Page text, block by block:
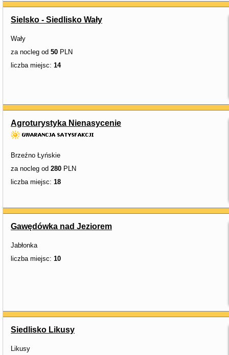
Sielsko - Siedlisko Wały
Wały
za nocleg od 50 PLN
liczba miejsc: 14
Agroturystyka Nienasycenie
Brzeźno Łyńskie
za nocleg od 280 PLN
liczba miejsc: 18
Gawędówka nad Jeziorem
Jabłonka
liczba miejsc: 10
Siedlisko Likusy
Likusy